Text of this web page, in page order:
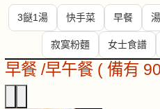
3餸1湯 快手菜 早餐
寂寞粉麵 女士食譜
早餐 /早午餐 ( 備有